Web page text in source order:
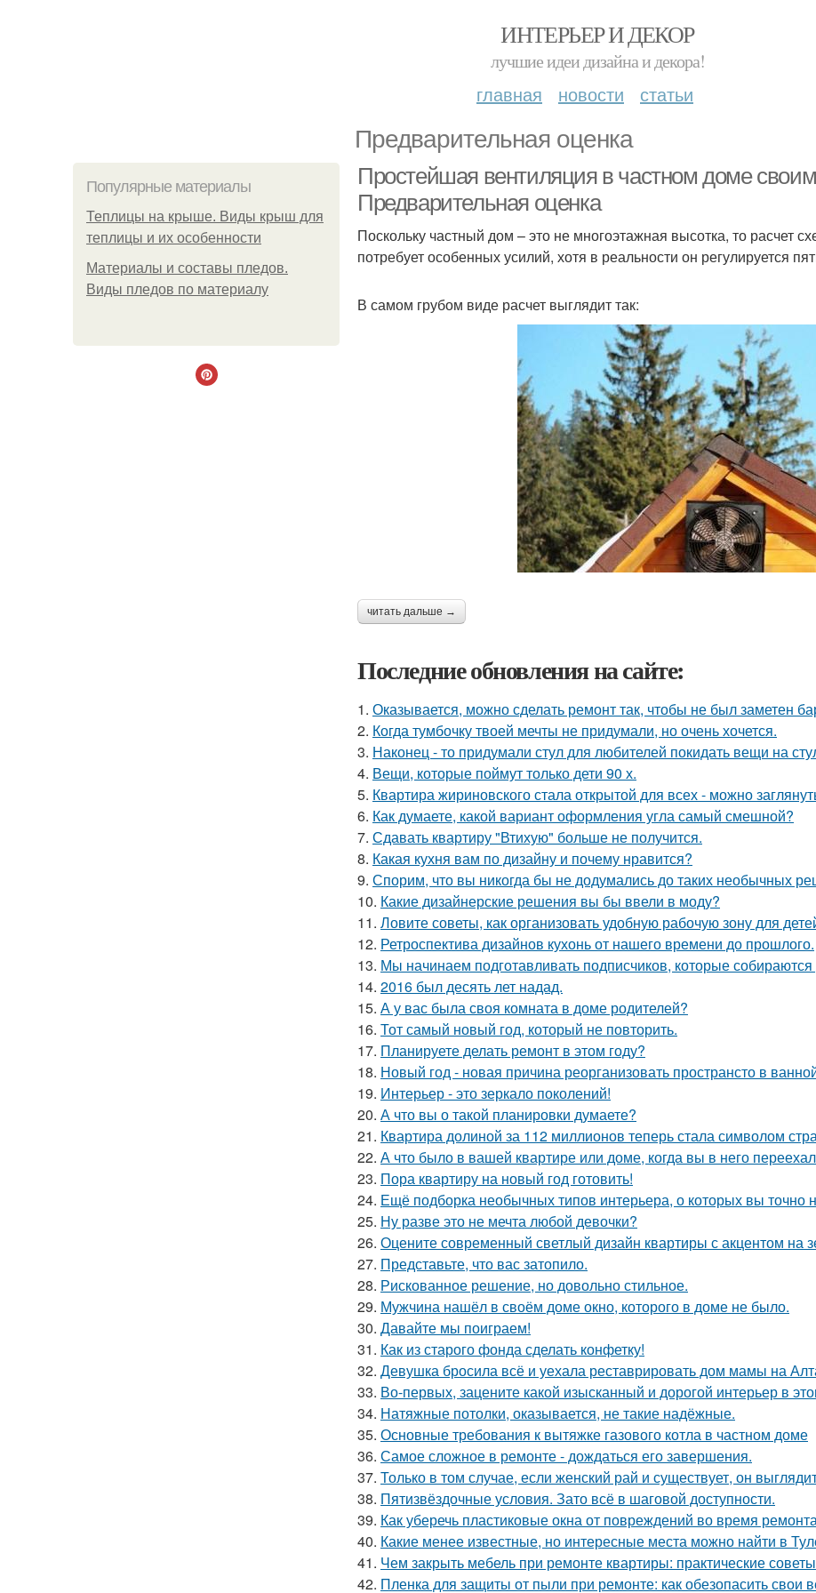
ИНТЕРЬЕР И ДЕКОР
лучшие идеи дизайна и декора!
главная новости статьи
Предварительная оценка
Популярные материалы
Теплицы на крыше. Виды крыш для
теплицы и их особенности
Материалы и составы пледов.
Виды пледов по материалу
Простейшая вентиляция в частном доме
Предварительная оценка
Поскольку частный дом – это не многоэтажная высотка, то расчет
потребует особенных усилий, хотя в реальности он регулируется
В самом грубом виде расчет выглядит так:
читать дальше →
Последние обновления на сайте:
1. Оказывается, можно сделать ремонт так, чтобы не был заметен
2. Когда тумбочку твоей мечты не придумали, но очень хочется.
3. Наконец - то придумали стул для любителей покидать вещи на
4. Вещи, которые поймут только дети 90 х.
5. Квартира жириновского стала открытой для всех - можно
6. Как думаете, какой вариант оформления угла самый смешной?
7. Сдавать квартиру "Втихую" больше не получится.
8. Какая кухня вам по дизайну и почему нравится?
9. Спорим, что вы никогда бы не додумались до таких необычных
10. Какие дизайнерские решения вы бы ввели в моду?
11. Ловите советы, как организовать удобную рабочую зону для
12. Ретроспектива дизайнов кухонь от нашего времени до прошлого.
13. Мы начинаем подготавливать подписчиков, которые собираются
14. 2016 был десять лет надад.
15. А у вас была своя комната в доме родителей?
16. Тот самый новый год, который не повторить.
17. Планируете делать ремонт в этом году?
18. Новый год - новая причина реорганизовать пространсто в
19. Интерьер - это зеркало поколений!
20. А что вы о такой планировки думаете?
21. Квартира долиной за 112 миллионов теперь стала символом
22. А что было в вашей квартире или доме, когда вы в него
23. Пора квартиру на новый год готовить!
24. Ещё подборка необычных типов интерьера, о которых вы точно
25. Ну разве это не мечта любой девочки?
26. Оцените современный светлый дизайн квартиры с акцентом на
27. Представьте, что вас затопило.
28. Рискованное решение, но довольно стильное.
29. Мужчина нашёл в своём доме окно, которого в доме не было.
30. Давайте мы поиграем!
31. Как из старого фонда сделать конфетку!
32. Девушка бросила всё и уехала реставрировать дом мамы на
33. Во-первых, зацените какой изысканный и дорогой интерьер в
34. Натяжные потолки, оказывается, не такие надёжные.
35. Основные требования к вытяжке газового котла в частном доме
36. Самое сложное в ремонте - дождаться его завершения.
37. Только в том случае, если женский рай и существует, он
38. Пятизвёздочные условия. Зато всё в шаговой доступности.
39. Как уберечь пластиковые окна от повреждений во время
40. Какие менее известные, но интересные места можно найти в
41. Чем закрыть мебель при ремонте квартиры: практические советы
42. Пленка для защиты от пыли при ремонте: как обезопасить свои